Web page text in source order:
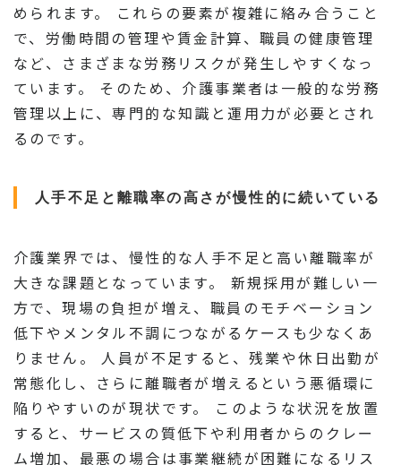
められます。 これらの要素が複雑に絡み合うこと
で、労働時間の管理や賃金計算、職員の健康管理
など、さまざまな労務リスクが発生しやすくなっ
ています。 そのため、介護事業者は一般的な労務
管理以上に、専門的な知識と運用力が必要とされ
るのです。
人手不足と離職率の高さが慢性的に続いている
介護業界では、慢性的な人手不足と高い離職率が
大きな課題となっています。 新規採用が難しい一
方で、現場の負担が増え、職員のモチベーション
低下やメンタル不調につながるケースも少なくあ
りません。 人員が不足すると、残業や休日出勤が
常態化し、さらに離職者が増えるという悪循環に
陥りやすいのが現状です。 このような状況を放置
すると、サービスの質低下や利用者からのクレー
ム増加、最悪の場合は事業継続が困難になるリス